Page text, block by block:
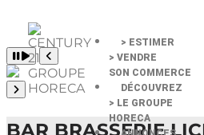
> ESTIMER
> VENDRE
SON COMMERCE
DÉCOUVREZ
> LE GROUPE
HORECA
Pause slide rotation
Resume slide rotation
Previous slide
Next slide
BAR BRASSERIE